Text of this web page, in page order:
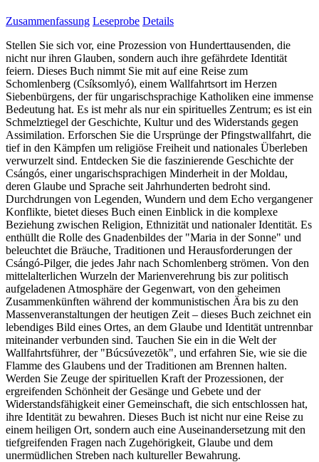
Zusammenfassung Leseprobe Details
Stellen Sie sich vor, eine Prozession von Hunderttausenden, die
nicht nur ihren Glauben, sondern auch ihre gefährdete Identität
feiern. Dieses Buch nimmt Sie mit auf eine Reise zum
Schomlenberg (Csíksomlyó), einem Wallfahrtsort im Herzen
Siebenbürgens, der für ungarischsprachige Katholiken eine immense
Bedeutung hat. Es ist mehr als nur ein spirituelles Zentrum; es ist ein
Schmelztiegel der Geschichte, Kultur und des Widerstands gegen
Assimilation. Erforschen Sie die Ursprünge der Pfingstwallfahrt, die
tief in den Kämpfen um religiöse Freiheit und nationales Überleben
verwurzelt sind. Entdecken Sie die faszinierende Geschichte der
Csángós, einer ungarischsprachigen Minderheit in der Moldau,
deren Glaube und Sprache seit Jahrhunderten bedroht sind.
Durchdrungen von Legenden, Wundern und dem Echo vergangener
Konflikte, bietet dieses Buch einen Einblick in die komplexe
Beziehung zwischen Religion, Ethnizität und nationaler Identität. Es
enthüllt die Rolle des Gnadenbildes der "Maria in der Sonne" und
beleuchtet die Bräuche, Traditionen und Herausforderungen der
Csángó-Pilger, die jedes Jahr nach Schomlenberg strömen. Von den
mittelalterlichen Wurzeln der Marienverehrung bis zur politisch
aufgeladenen Atmosphäre der Gegenwart, von den geheimen
Zusammenkünften während der kommunistischen Ära bis zu den
Massenveranstaltungen der heutigen Zeit – dieses Buch zeichnet ein
lebendiges Bild eines Ortes, an dem Glaube und Identität untrennbar
miteinander verbunden sind. Tauchen Sie ein in die Welt der
Wallfahrtsführer, der "Búcsúvezetõk", und erfahren Sie, wie sie die
Flamme des Glaubens und der Traditionen am Brennen halten.
Werden Sie Zeuge der spirituellen Kraft der Prozessionen, der
ergreifenden Schönheit der Gesänge und Gebete und der
Widerstandsfähigkeit einer Gemeinschaft, die sich entschlossen hat,
ihre Identität zu bewahren. Dieses Buch ist nicht nur eine Reise zu
einem heiligen Ort, sondern auch eine Auseinandersetzung mit den
tiefgreifenden Fragen nach Zugehörigkeit, Glaube und dem
unermüdlichen Streben nach kultureller Bewahrung.